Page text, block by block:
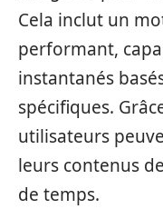
Cela inclut un
performant,
instantanés
spécifiques.
utilisateurs
leurs contenus
de temps.